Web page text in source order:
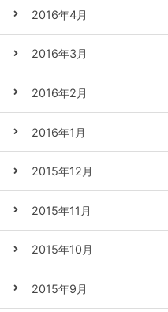
2016年4月
2016年3月
2016年2月
2016年1月
2015年12月
2015年11月
2015年10月
2015年9月